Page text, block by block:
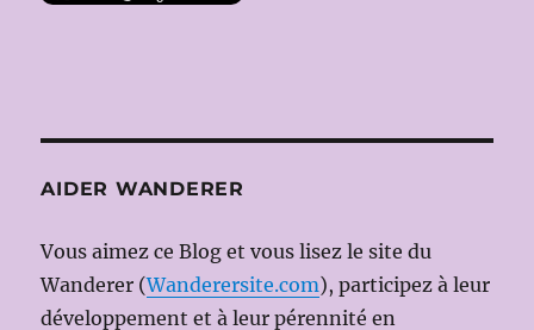
AIDER WANDERER
Vous aimez ce Blog et vous lisez le site du
Wanderer (Wanderersite.com), participez à leur
développement et à leur pérennité en